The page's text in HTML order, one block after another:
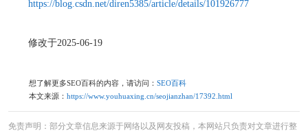
https://blog.csdn.net/diren5385/article/details/101926777
修改于2025-06-19
想了解更多SEO百科的内容，请访问： SEO百科
本文来源： https://www.youhuaxing.cn/seojianzhan/17392.html
免责声明：部分文章信息来源于网络以及网友投稿，本网站只负责对文章进行整